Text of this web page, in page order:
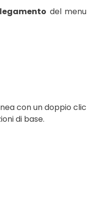
del menu
con un doppio clic
di base.